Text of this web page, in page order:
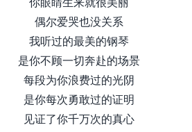
偶尔爱哭也没关系
我听过的最美的钢琴
是你不顾一切奔赴的场景
每段为你浪费过的光阴
是你每次勇敢过的证明
见证了你千万次的真心